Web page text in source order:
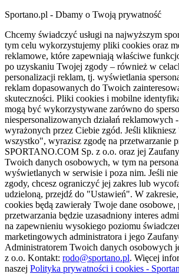
Sportano.pl - Dbamy o Twoją prywatność
Chcemy świadczyć usługi na najwyższym
tym celu wykorzystujemy pliki cookies oraz
reklamowe, które zapewniają właściwe
po uzyskaniu Twojej zgody – również w
personalizacji reklam, tj. wyświetlania
reklam dopasowanych do Twoich
skuteczności. Pliki cookies i mobilne
mogą być wykorzystywane zarówno do
niespersonalizowanych działań reklamowych
wyrażonych przez Ciebie zgód. Jeśli klikniesz
wszystko", wyrazisz zgodę na przetwarzanie
SPORTANO.COM Sp. z o.o. oraz jej
Twoich danych osobowych, w tym na
wyświetlanych w serwisie i poza nim. Jeśli
zgody, chcesz ograniczyć jej zakres lub
udzieloną, przejdź do "Ustawień". W
cookies będą zawierały Twoje dane osobowe,
przetwarzania będzie uzasadniony interes
na zapewnieniu wysokiego poziomu
marketingowych administratora i jego
Administratorem Twoich danych osobowych
z o.o. Kontakt: rodo@sportano.pl. Więcej
naszej Polityka prywatności i cookies -